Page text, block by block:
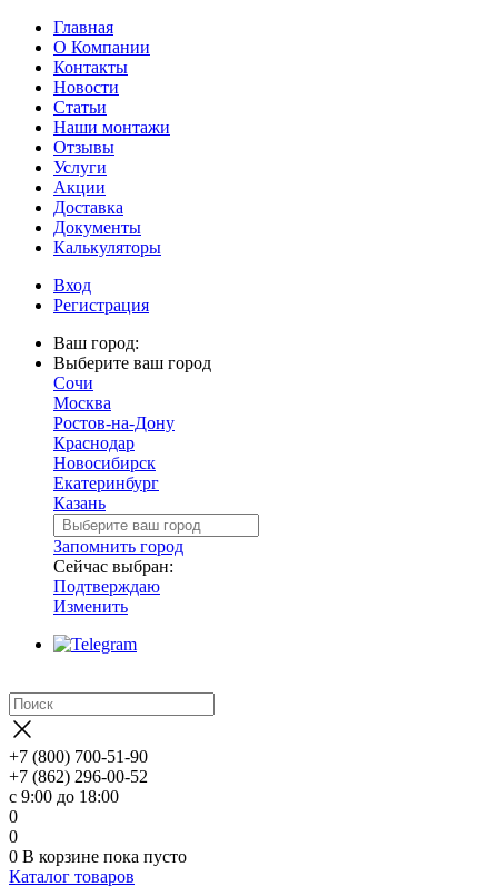
Главная
О Компании
Контакты
Новости
Статьи
Наши монтажи
Отзывы
Услуги
Акции
Доставка
Документы
Калькуляторы
Вход
Регистрация
Ваш город:
Выберите ваш город
Сочи
Москва
Ростов-на-Дону
Краснодар
Новосибирск
Екатеринбург
Казань
Запомнить город
Сейчас выбран:
Подтверждаю
Изменить
+7 (800) 700-51-90
+7 (862) 296-00-52
с 9:00 до 18:00
0
0
0 В корзине пока пусто
Каталог товаров